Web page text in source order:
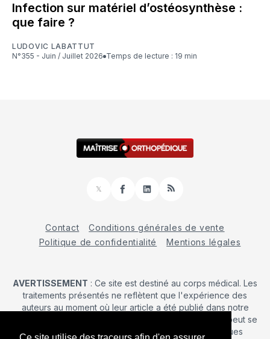
Infection sur matériel d’ostéosynthèse :
que faire ?
LUDOVIC LABATTUT
N°355 - Juin / Juillet 2026
Temps de lecture : 19 min
𝕏
FacebookLinkedInRSS
Contact
Conditions générales de vente
Politique de confidentialité
Mentions légales
AVERTISSEMENT : Ce site est destiné au corps médical. Les
traitements présentés ne reflètent que l'expérience des
auteurs au moment où leur article a été publié dans notre
journal. La décision d’une intervention chirurgicale ne peut se
prendre qu'après un examen clinique. Les techniques